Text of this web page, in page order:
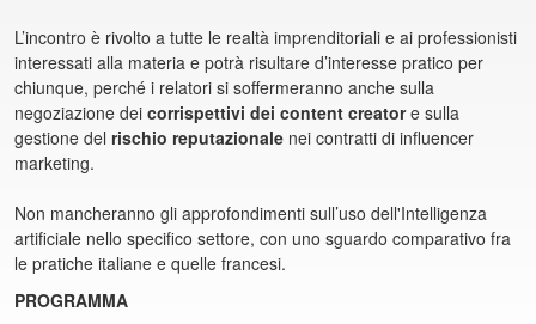
L’incontro è rivolto a tutte le realtà imprenditoriali e ai professionisti
interessati alla materia e potrà risultare d’interesse pratico per
chiunque, perché i relatori si soffermeranno anche sulla
negoziazione dei corrispettivi dei content creatore sulla
gestione del rischio reputazionale nei contratti di influencer
marketing.
Non mancheranno gli approfondimenti sull’uso dell'Intelligenza
artificiale nello specifico settore, con uno sguardo comparativo fra
le pratiche italiane e quelle francesi.
PROGRAMMA